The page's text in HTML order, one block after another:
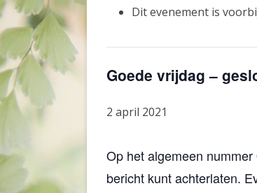
DEVOTAS EN MONARCHVLINDER
KLACHTENREGELING
Dit evenement is
Goede vrijdag –
2 april 2021
Op het algemeen
bericht kunt achterlaten.